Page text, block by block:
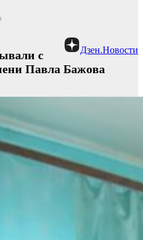
Дзен.Новости
с
Павла Бажова